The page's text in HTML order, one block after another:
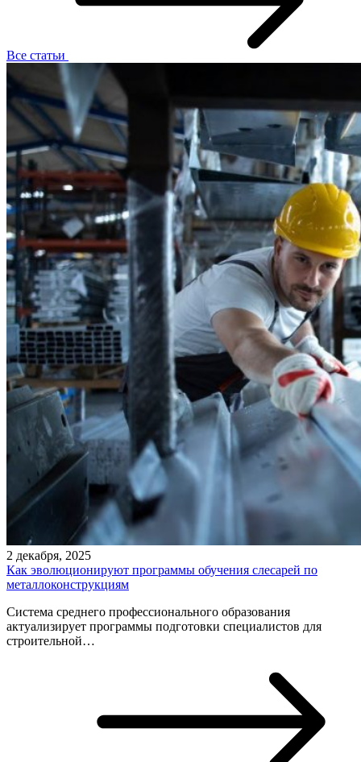
Все статьи
2 декабря, 2025
Как эволюционируют программы обучения слесарей по
металлоконструкциям
Система среднего профессионального образования
актуализирует программы подготовки специалистов для
строительной…